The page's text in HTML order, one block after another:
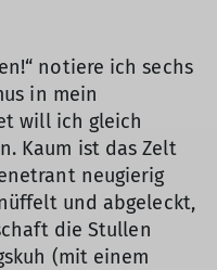
notiere ich sechs
in mein
will ich gleich
Kaum ist das Zelt
neugierig
und abgeleckt,
die Stullen
(mit einem